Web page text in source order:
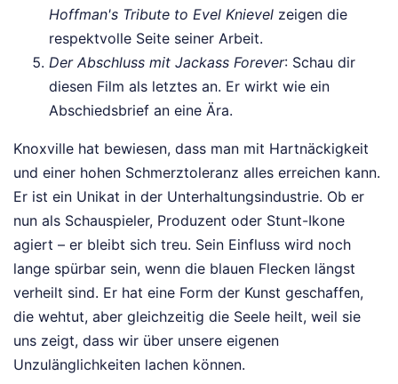
Hoffman's Tribute to Evel Knievel zeigen die
respektvolle Seite seiner Arbeit.
Der Abschluss mit Jackass Forever: Schau dir
diesen Film als letztes an. Er wirkt wie ein
Abschiedsbrief an eine Ära.
Knoxville hat bewiesen, dass man mit Hartnäckigkeit
und einer hohen Schmerztoleranz alles erreichen kann.
Er ist ein Unikat in der Unterhaltungsindustrie. Ob er
nun als Schauspieler, Produzent oder Stunt-Ikone
agiert – er bleibt sich treu. Sein Einfluss wird noch
lange spürbar sein, wenn die blauen Flecken längst
verheilt sind. Er hat eine Form der Kunst geschaffen,
die wehtut, aber gleichzeitig die Seele heilt, weil sie
uns zeigt, dass wir über unsere eigenen
Unzulänglichkeiten lachen können.